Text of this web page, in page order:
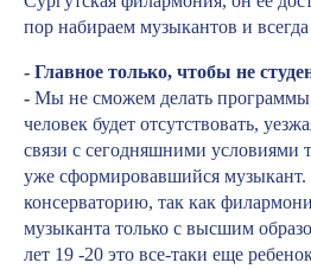
пор набираем музыкантов и
- Главное только, чтобы не
- Мы не сможем делать
человек будет отсутствовать,
связи с сегодняшними условиями
уже сформировавшийся
консерваторию, так как
музыканта только с высшим
лет 19 -20 это все-таки еще